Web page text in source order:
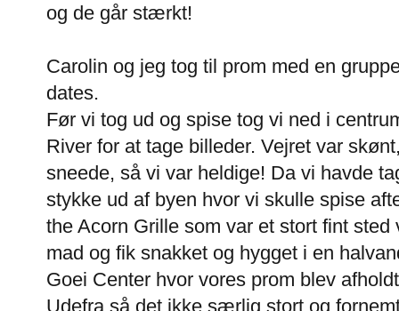
og de går stærkt!
Carolin og jeg tog til prom med en
dates.
Før vi tog ud og spise tog vi ned i
River for at tage billeder. Vejret var
sneede, så vi var heldige! Da vi havde
stykke ud af byen hvor vi skulle spise
the Acorn Grille som var et stort fint
mad og fik snakket og hygget i en
Goei Center hvor vores prom blev
Udefra så det ikke særlig stort og